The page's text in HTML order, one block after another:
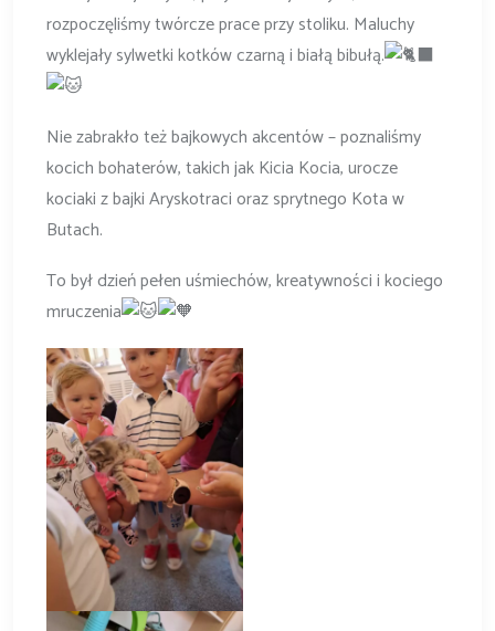
rozpoczęliśmy twórcze prace przy stoliku. Maluchy
wyklejały sylwetki kotków czarną i białą bibułą.
Nie zabrakło też bajkowych akcentów – poznaliśmy
kocich bohaterów, takich jak Kicia Kocia, urocze
kociaki z bajki Aryskotraci oraz sprytnego Kota w
Butach.
To był dzień pełen uśmiechów, kreatywności i kociego
mruczenia